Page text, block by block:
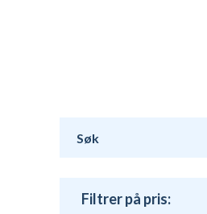
etter:
Filtrer på pris: